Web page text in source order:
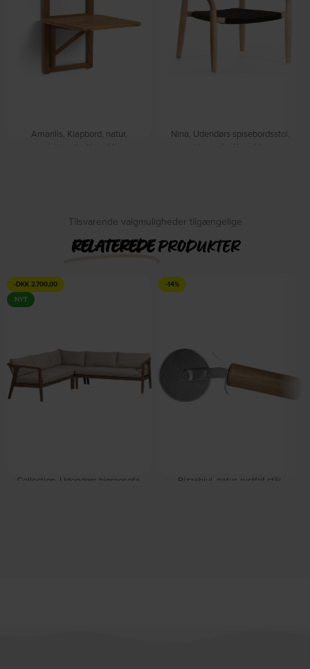
Amarilis, Klapbord, natur,
massivt træ by Kave Home
Nina, Udendørs spisebordsstol,
sort/natur by Kave Home
Tilsvarende valgmuligheder tilgængelige
RELATEREDEPRODUKTER
-DKK 2.700,00
NYT
Collection, Udendørs hjørnesofa,
-14%
Pizzahjul, natur, rustfrit stål,